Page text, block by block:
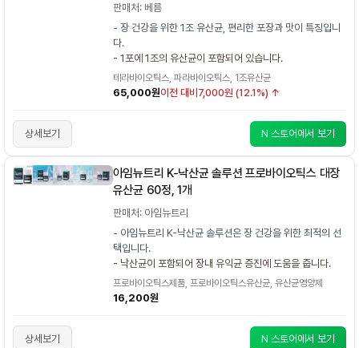
판매처: 베름
- 장 건강을 위한 1조 유산균, 편리한 포장과 맛이 특징입니
다.
- 1포에 1조의 유산균이 포함되어 있습니다.
테라바이오틱스, 파라바이오틱스, 1조유산균
65,000원이전 대비 7,000원 (12.1%) ↑
상세보기 N 스토어에서 보기
아임뉴트리 K-낙산균 솔루션 프로바이오틱스 대장
유산균 60정, 1개
판매처: 아임뉴트리
- 아임뉴트리 K-낙산균 솔루션은 장 건강을 위한 최적의 선
택입니다.
- 낙산균이 포함되어 장내 유익균 증진에 도움을 줍니다.
프로바이오틱스제품, 프로바이오틱스유산균, 유산균영양제
16,200원
상세보기 N 스토어에서 보기